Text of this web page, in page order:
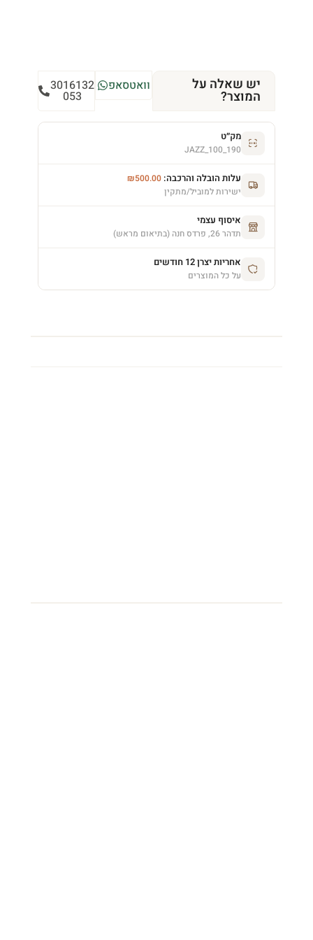
יש שאלה על
המוצר?
וואטסאפ 3016132
053
מק״ט
JAZZ_100_190
עלות הובלה והרכבה: ₪500.00
ישירות למוביל/מתקין
איסוף עצמי
תדהר 26, פרדס חנה (בתיאום מראש)
אחריות יצרן 12 חודשים
על כל המוצרים